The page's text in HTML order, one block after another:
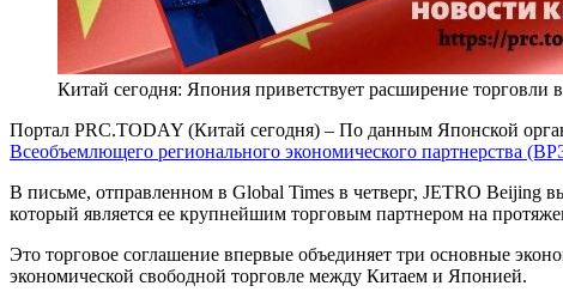
Китай сегодня: Япония приветствует расширение торговли
Портал PRC.TODAY (Китай сегодня) – По данным Японской
Всеобъемлющего регионального экономического партнерства
В письме, отправленном в Global Times в четверг, JETRO
который является ее крупнейшим торговым партнером на
Это торговое соглашение впервые объединяет три основные
экономической свободной торговле между Китаем и Японией.